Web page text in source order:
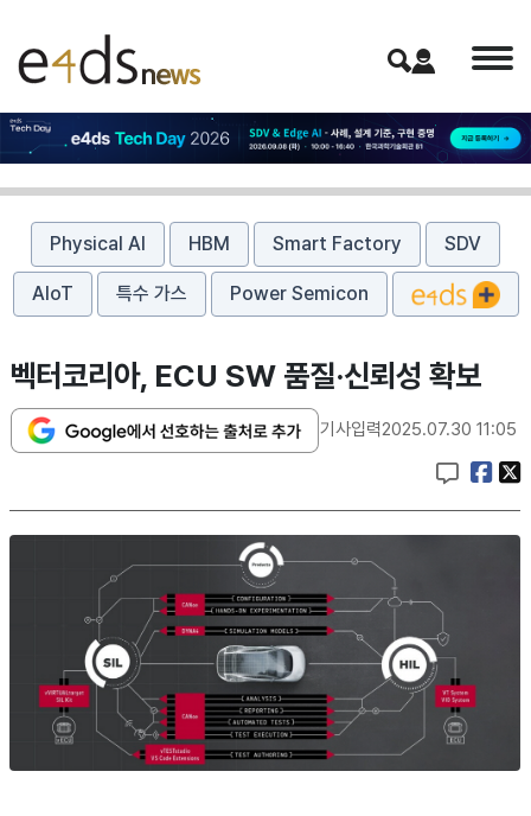
Physical AI HBM Smart Factory SDV
AIoT 특수 가스 Power Semicon
벡터코리아, ECU SW 품질·신뢰성 확보
기사입력2025.07.30 11:05